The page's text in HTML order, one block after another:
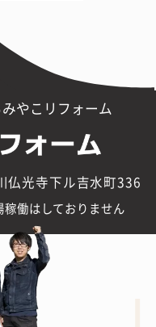
やこリフォーム
仏光寺下ル吉水町336
働はしておりません